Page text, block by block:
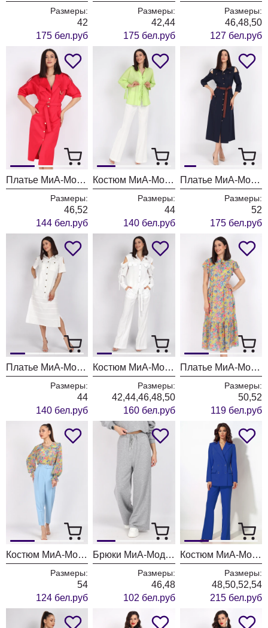
Размеры:
42
175 бел.руб
Размеры:
42,44
175 бел.руб
Размеры:
46,48,50
127 бел.руб
Платье МиА-Мода 1554
Размеры:
46,52
144 бел.руб
Костюм МиА-Мода 1553
Размеры:
44
140 бел.руб
Платье МиА-Мода 1551 темно-синий
Размеры:
52
175 бел.руб
Платье МиА-Мода 1552 молочный
Размеры:
44
140 бел.руб
Костюм МиА-Мода 1555 белый
Размеры:
42,44,46,48,50
160 бел.руб
Платье МиА-Мода 1550-1
Размеры:
50,52
119 бел.руб
Костюм МиА-Мода 1445-2
Размеры:
54
124 бел.руб
Брюки МиА-Мода 1546-1
Размеры:
46,48
102 бел.руб
Костюм МиА-Мода 1540-2 синий
Размеры:
48,50,52,54
215 бел.руб